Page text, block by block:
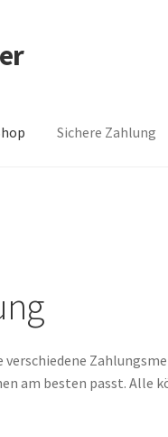
Sichere Zahlung
verschiedene
am besten passt.